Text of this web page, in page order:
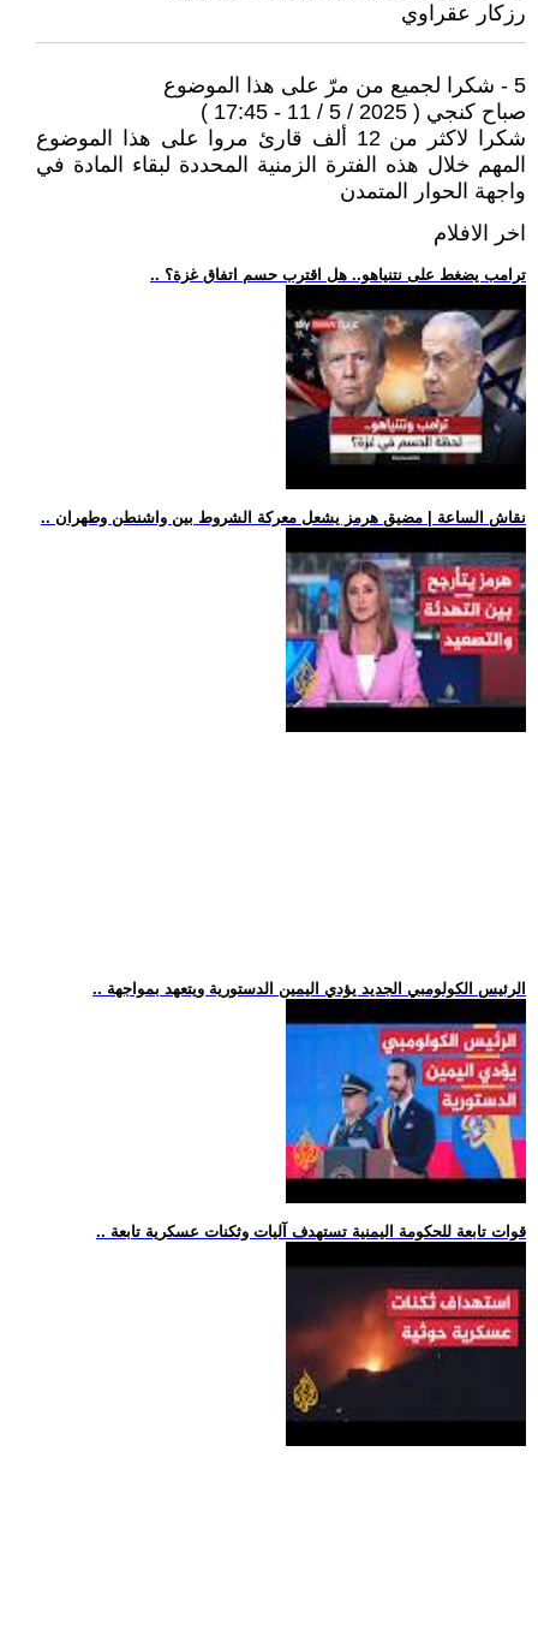
رزكار عقراوي
5 - شكرا لجميع من مرّ على هذا الموضوع
صباح كنجي ( 2025 / 5 / 11 - 17:45 )
شكرا لاكثر من 12 ألف قارئ مروا على هذا الموضوع
المهم خلال هذه الفترة الزمنية المحددة لبقاء المادة في
واجهة الحوار المتمدن
اخر الافلام
.. ترامب يضغط على نتنياهو.. هل اقترب حسم اتفاق غزة؟
.. نقاش الساعة | مضيق هرمز يشعل معركة الشروط بين واشنطن وطهران
.. الرئيس الكولومبي الجديد يؤدي اليمين الدستورية ويتعهد بمواجهة
.. قوات تابعة للحكومة اليمنية تستهدف آليات وثكنات عسكرية تابعة